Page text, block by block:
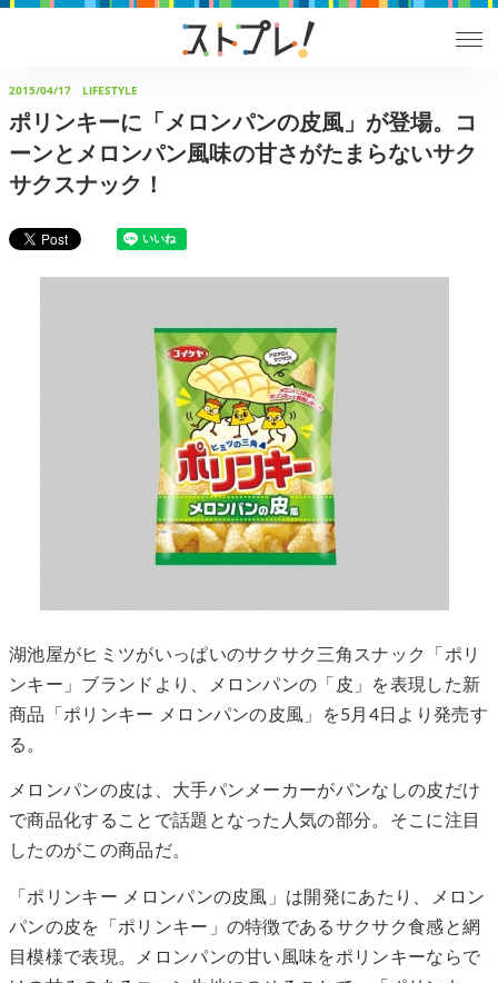
2015/04/17 LIFESTYLE
ポリンキーに「メロンパンの皮風」が登場。コ
ーンとメロンパン風味の甘さがたまらないサク
サクスナック！
湖池屋がヒミツがいっぱいのサクサク三角スナック「ポリ
ンキー」ブランドより、メロンパンの「皮」を表現した新
商品「ポリンキー メロンパンの皮風」を5月4日より発売す
る。
メロンパンの皮は、大手パンメーカーがパンなしの皮だけ
で商品化することで話題となった人気の部分。そこに注目
したのがこの商品だ。
「ポリンキー メロンパンの皮風」は開発にあたり、メロン
パンの皮を「ポリンキー」の特徴であるサクサク食感と網
目模様で表現。メロンパンの甘い風味をポリンキーならで